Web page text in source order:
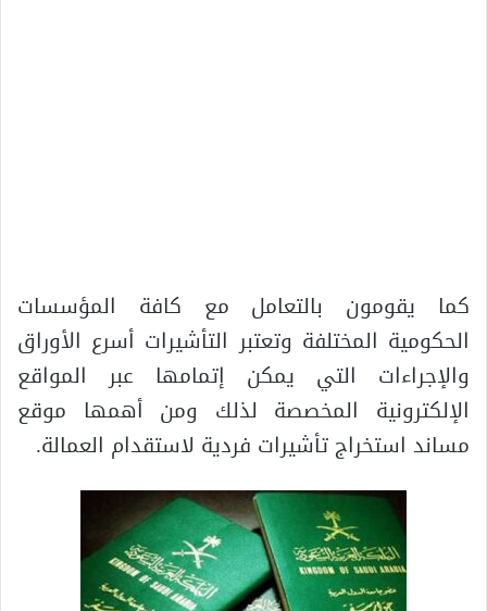
كما يقومون بالتعامل مع كافة المؤسسات
الحكومية المختلفة وتعتبر التأشيرات أسرع الأوراق
والإجراءات التي يمكن إتمامها عبر المواقع
الإلكترونية المخصصة لذلك ومن أهمها موقع
مساند استخراج تأشيرات فردية لاستقدام العمالة.